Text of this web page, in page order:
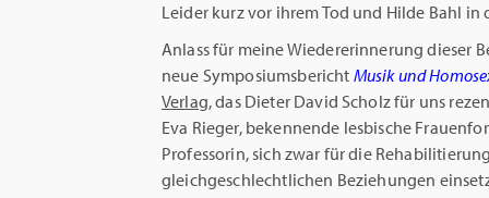
Leider kurz vor ihrem Tod und Hilde Bahl
Anlass für meine Wiedererinnerung dieser
neue Symposiumsbericht Musik und
Verlag, das Dieter David Scholz für uns
Eva Rieger, bekennende lesbische
Professorin, sich zwar für die
gleichgeschlechtlichen Beziehungen